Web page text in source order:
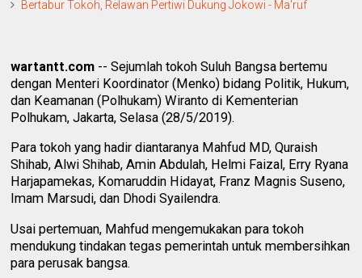
Bertabur Tokoh, Relawan Pertiwi Dukung Jokowi - Ma'ruf
wartantt.com -- Sejumlah tokoh Suluh Bangsa bertemu
dengan Menteri Koordinator (Menko) bidang Politik, Hukum,
dan Keamanan (Polhukam) Wiranto di Kementerian
Polhukam, Jakarta, Selasa (28/5/2019).
Para tokoh yang hadir diantaranya Mahfud MD, Quraish
Shihab, Alwi Shihab, Amin Abdulah, Helmi Faizal, Erry Ryana
Harjapamekas, Komaruddin Hidayat, Franz Magnis Suseno,
Imam Marsudi, dan Dhodi Syailendra.
Usai pertemuan, Mahfud mengemukakan para tokoh
mendukung tindakan tegas pemerintah untuk membersihkan
para perusak bangsa.‎